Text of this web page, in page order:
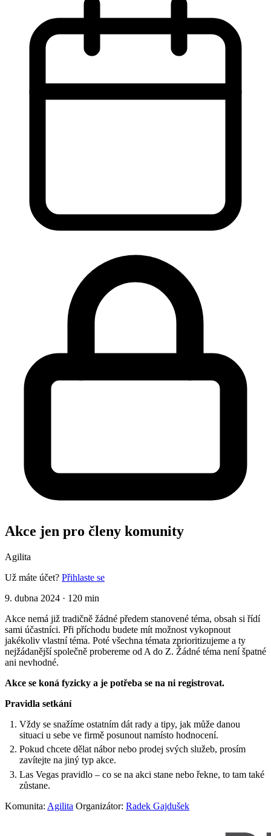
Akce jen pro členy komunity
Agilita
Už máte účet? Přihlaste se
9. dubna 2024 · 120 min
Akce nemá již tradičně žádné předem stanovené téma, obsah si řídí
sami účastníci. Při příchodu budete mít možnost vykopnout
jakékoliv vlastní téma. Poté všechna témata zprioritizujeme a ty
nejžádanější společně probereme od A do Z. Žádné téma není špatné
ani nevhodné.
Akce se koná fyzicky a je potřeba se na ni registrovat.
Pravidla setkání
Vždy se snažíme ostatním dát rady a tipy, jak může danou
situaci u sebe ve firmě posunout namísto hodnocení.
Pokud chcete dělat nábor nebo prodej svých služeb, prosím
zavítejte na jiný typ akce.
Las Vegas pravidlo – co se na akci stane nebo řekne, to tam také
zůstane.
Komunita: Agilita Organizátor: Radek Gajdušek